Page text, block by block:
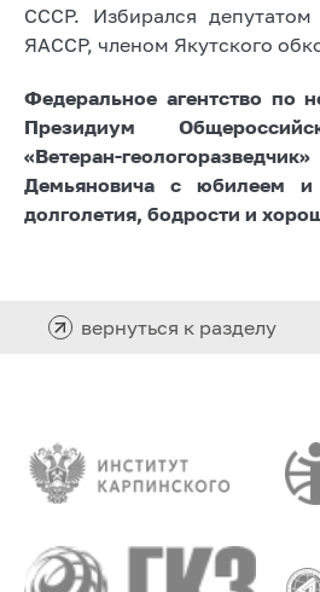
СССР. Избирался депутатом
ЯАССР, членом Якутского
Федеральное агентство по
Президиум
«Ветеран-
Демьяновича с юбилеем и
долголетия, бодрости и
вернуться к разделу